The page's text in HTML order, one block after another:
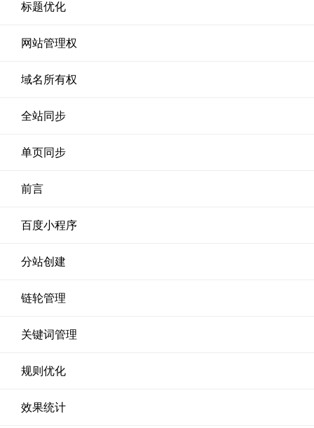
标题优化
网站管理权
域名所有权
全站同步
单页同步
前言
百度小程序
分站创建
链轮管理
关键词管理
规则优化
效果统计